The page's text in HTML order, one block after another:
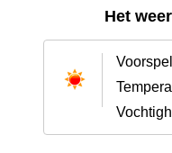
Het